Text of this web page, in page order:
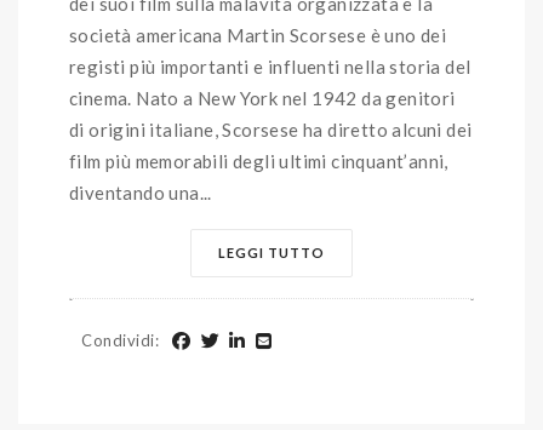
società americana Martin Scorsese è uno dei
registi più importanti e influenti nella storia del
cinema. Nato a New York nel 1942 da genitori
di origini italiane, Scorsese ha diretto alcuni dei
film più memorabili degli ultimi cinquant’anni,
diventando una...
LEGGI TUTTO
Condividi: